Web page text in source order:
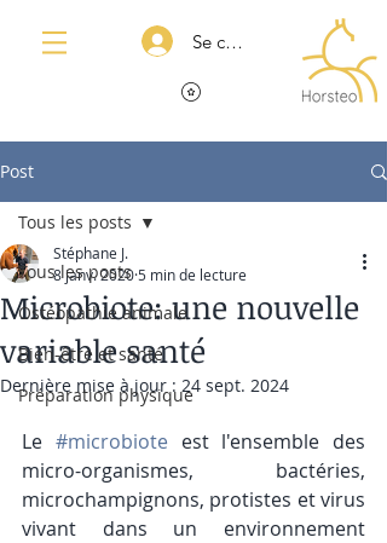
Se connecter
Post
Tous les posts
Ostéopathie animale
Bien-être et santé
Préparation physique
Tous les posts
Microbiote: une nouvelle
variable santé
Stéphane J.
8 janv. 2020 5 min de lecture
Dernière mise à jour : 24 sept. 2024
Le #microbiote est l'ensemble des
micro-organismes, bactéries,
microchampignons, protistes et virus
vivant dans un environnement